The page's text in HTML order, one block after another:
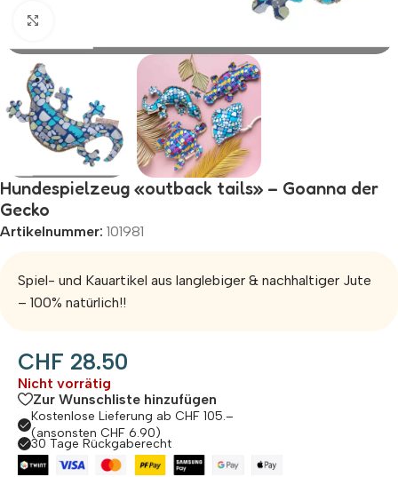
Hundespielzeug «outback tails» – Goanna der
Gecko
Artikelnummer: 101981
Spiel- und Kauartikel aus langlebiger & nachhaltiger Jute
– 100% natürlich!!
CHF 28.50
Nicht vorrätig
Zur Wunschliste hinzufügen
Kostenlose Lieferung ab CHF 105.–
(ansonsten CHF 6.90)
30 Tage Rückgaberecht